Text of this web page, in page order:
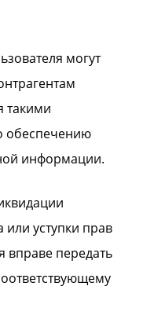
могут
такими
обеспечению
информации.
уступки прав
передать